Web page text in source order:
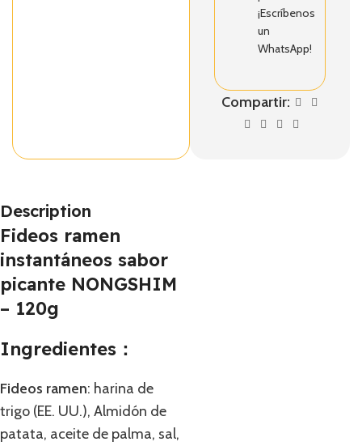
¡Escríbenos
un
WhatsApp!
Compartir:
Description
Fideos ramen
instantáneos sabor
picante NONGSHIM
– 120g
Ingredientes：
Fideos ramen: harina de
trigo (EE. UU.), Almidón de
patata, aceite de palma, sal,